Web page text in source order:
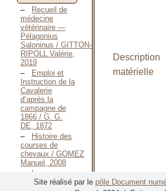
Recueil de
médecine
vétérinaire —
Pélagonius
Saloninus / GITTON-
RIPOLL Valérie,
2019
Emploi et
Instruction de la
Cavalerie
d’après la
campagne de
1866 / G. G.
DE, 1872
Histoire des
courses de
chevaux / GOMEZ
Manuel, 2008
Les
Chevaliers
Description
matérielle
Site réalisé par le pôle Document